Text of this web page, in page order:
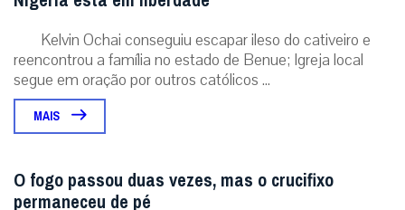
Kelvin Ochai conseguiu escapar ileso do cativeiro e
reencontrou a família no estado de Benue; Igreja local
segue em oração por outros católicos ...
MAIS
O fogo passou duas vezes, mas o crucifixo
permaneceu de pé